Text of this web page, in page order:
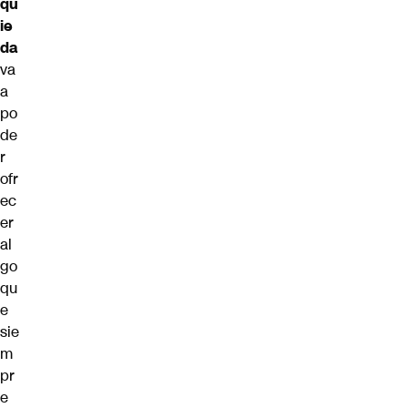
ie
da
va
a
po
de
r
ofr
ec
er
al
go
qu
e
sie
m
pr
e